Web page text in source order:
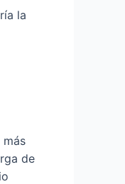
la
más
de